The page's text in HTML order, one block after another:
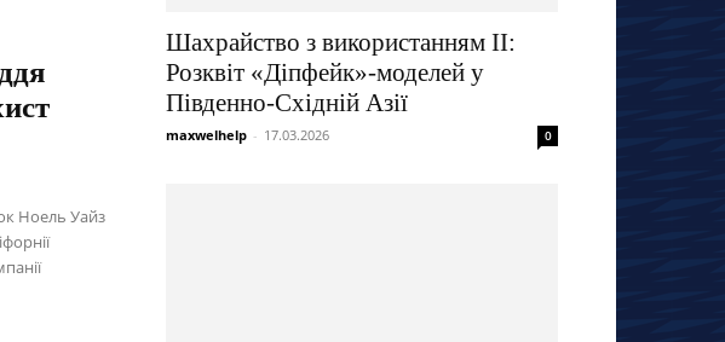
Ноель Уайз
Шахрайство з використанням ІІ:
Розквіт «Діпфейк»-моделей у
Південно-Східній Азії
maxwelhelp - 17.03.2026 0